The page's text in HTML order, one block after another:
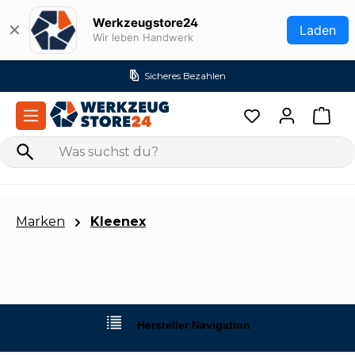
Zum Hauptinhalt springen
✕ Werkzeugstore24
Wir leben Handwerk Laden
Sicheres Bezahlen
Marken Kleenex
Hersteller Navigation